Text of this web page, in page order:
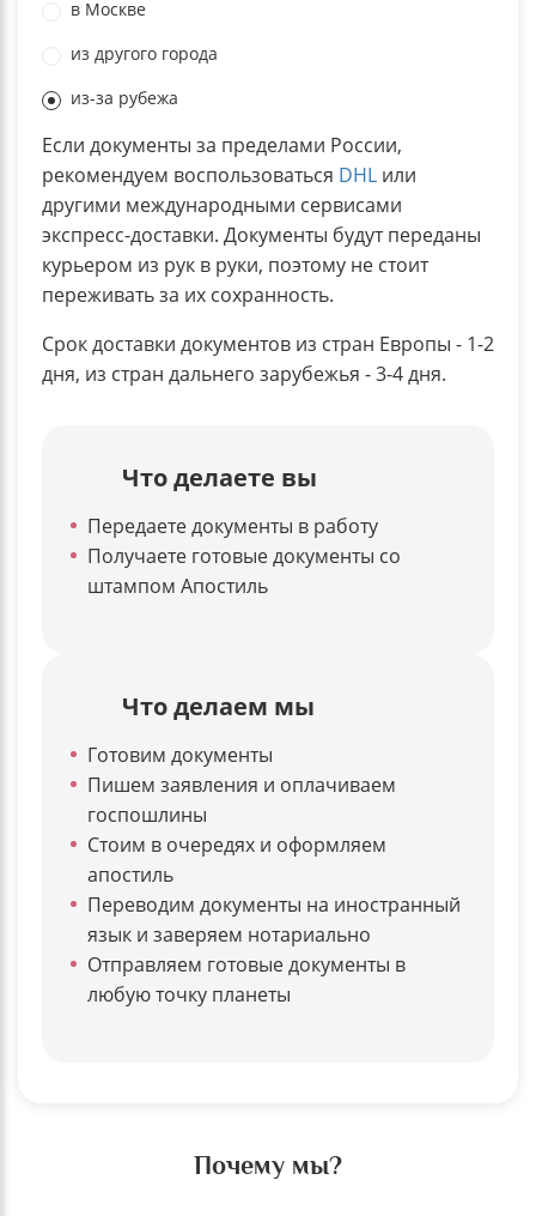
в Москве
из другого города
из-за рубежа
Если документы за пределами России,
рекомендуем воспользоваться DHL или
другими международными сервисами
экспресс-доставки. Документы будут переданы
курьером из рук в руки, поэтому не стоит
переживать за их сохранность.
Срок доставки документов из стран Европы - 1-2
дня, из стран дальнего зарубежья - 3-4 дня.
Что делаете вы
Передаете документы в работу
Получаете готовые документы со
штампом Апостиль
Что делаем мы
Готовим документы
Пишем заявления и оплачиваем
госпошлины
Стоим в очередях и оформляем
апостиль
Переводим документы на иностранный
язык и заверяем нотариально
Отправляем готовые документы в
любую точку планеты
Почему мы?